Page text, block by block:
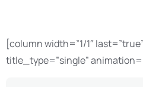
[column width=”1/1″
title_type=”single”